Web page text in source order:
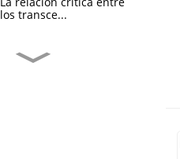
los transce...
Fibra óptica G657A2: un